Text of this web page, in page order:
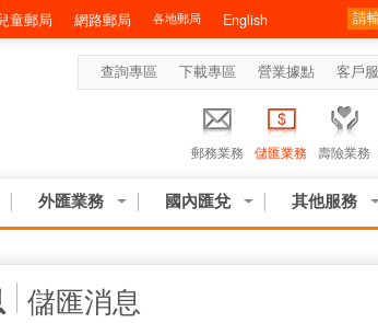
童郵局 網路郵局 各地郵局 English
查詢專區 下載專區 營業據點 客戶
郵務業務 儲匯業務 壽險業務
外匯業務 國內匯兌 其他服務
儲匯消息